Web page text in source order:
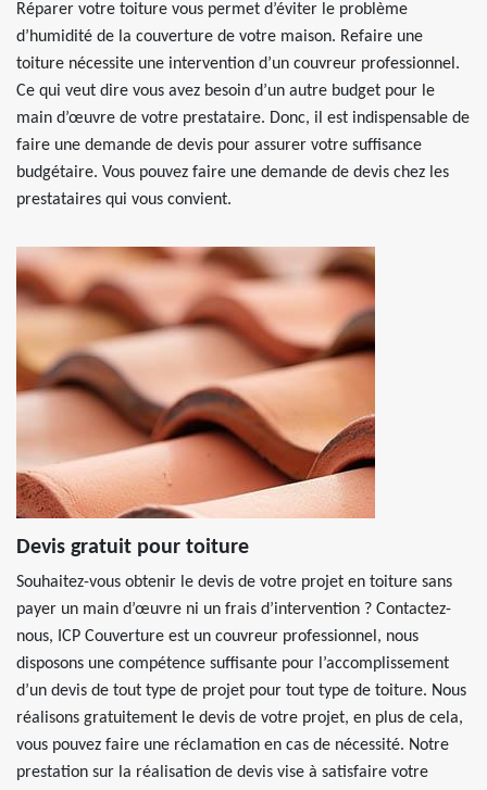
Réparer votre toiture vous permet d’éviter le problème
d’humidité de la couverture de votre maison. Refaire une
toiture nécessite une intervention d’un couvreur professionnel.
Ce qui veut dire vous avez besoin d’un autre budget pour le
main d’œuvre de votre prestataire. Donc, il est indispensable de
faire une demande de devis pour assurer votre suffisance
budgétaire. Vous pouvez faire une demande de devis chez les
prestataires qui vous convient.
Devis gratuit pour toiture
Souhaitez-vous obtenir le devis de votre projet en toiture sans
payer un main d’œuvre ni un frais d’intervention ? Contactez-
nous, ICP Couverture est un couvreur professionnel, nous
disposons une compétence suffisante pour l’accomplissement
d’un devis de tout type de projet pour tout type de toiture. Nous
réalisons gratuitement le devis de votre projet, en plus de cela,
vous pouvez faire une réclamation en cas de nécessité. Notre
prestation sur la réalisation de devis vise à satisfaire votre